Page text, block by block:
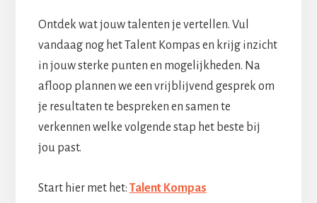
Ontdek wat jouw talenten je vertellen. Vul
vandaag nog het Talent Kompas en krijg inzicht
in jouw sterke punten en mogelijkheden. Na
afloop plannen we een vrijblijvend gesprek om
je resultaten te bespreken en samen te
verkennen welke volgende stap het beste bij
jou past.
Start hier met het: Talent Kompas